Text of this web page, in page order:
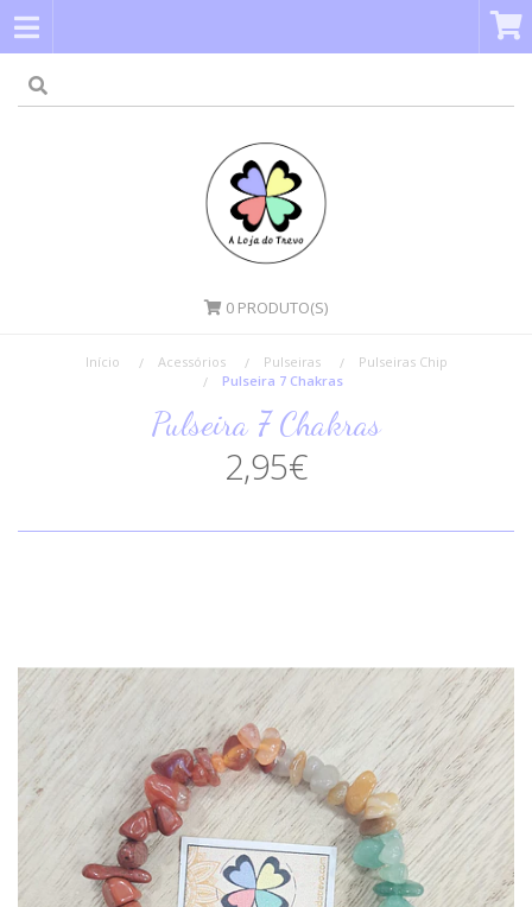
0 PRODUTO(S)
Início Acessórios Pulseiras
Pulseiras Chip
Pulseira 7 Chakras
Pulseira 7 Chakras
2,95€